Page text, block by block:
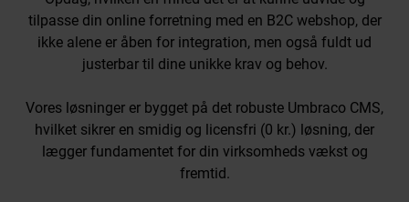
Great Place To Work
Kontakt os
Kontakt os
tilpasse din online forretning med en B2C webshop, der
ikke alene er åben for integration, men også fuldt ud
justerbar til dine unikke krav og behov.
Vores løsninger er bygget på det robuste Umbraco CMS,
hvilket sikrer en smidig og licensfri (0 kr.) løsning, der
lægger fundamentet for din virksomheds vækst og
fremtid.